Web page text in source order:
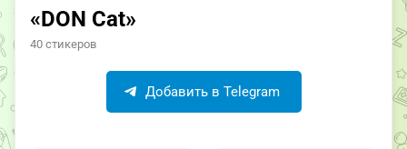
«DON Cat»
40 стикеров
Добавить в Telegram